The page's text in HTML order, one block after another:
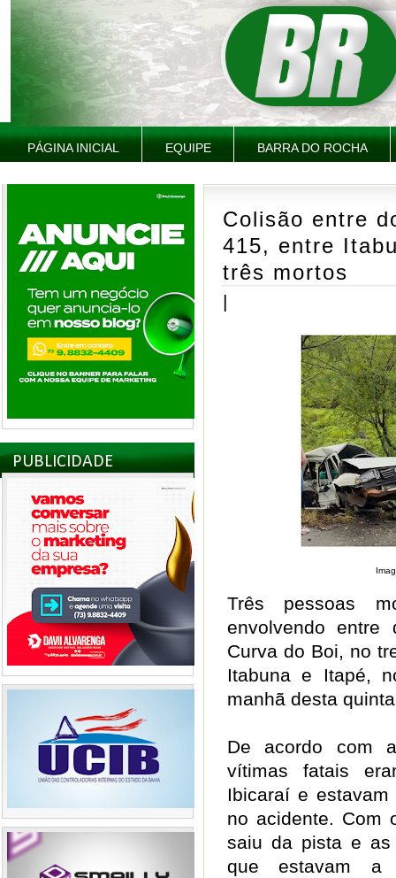
PÁGINA INICIAL EQUIPE BARRA DO ROCHA
PUBLICIDADE
Colisão entre
415, entre
três mortos
|
Três pessoas
envolvendo
Curva do Boi, no
Itabuna e Itapé,
manhã desta
De acordo com
vítimas fatais
Ibicaraí e
no acidente. Com
saiu da pista e as
que estavam a